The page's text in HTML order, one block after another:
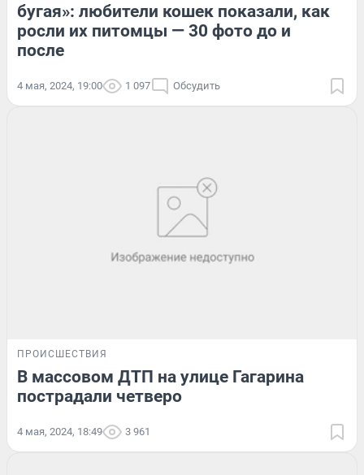
бугая»: любители кошек показали, как
росли их питомцы — 30 фото до и
после
4 мая, 2024, 19:00 1 097 Обсудить
ПРОИСШЕСТВИЯ
В массовом ДТП на улице Гагарина
пострадали четверо
4 мая, 2024, 18:49 3 961